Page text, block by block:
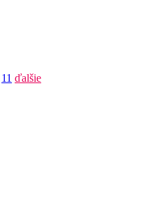
11 ďalšie